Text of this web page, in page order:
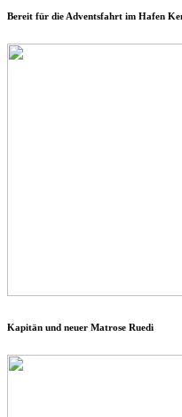
Bereit für die Adventsfahrt im Hafen
Kapitän und neuer Matrose Ruedi